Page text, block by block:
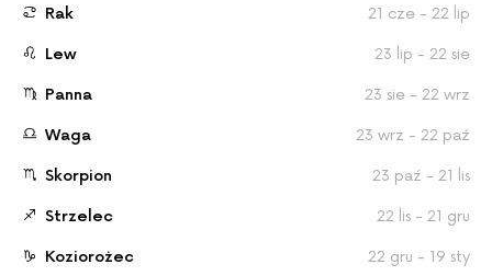
Rak 21 cze - 22 lip
Lew 23 lip - 22 sie
Panna 23 sie - 22 wrz
Waga 23 wrz - 22 paź
Skorpion 23 paź - 21 lis
Strzelec 22 lis - 21 gru
Koziorożec 22 gru - 19 sty